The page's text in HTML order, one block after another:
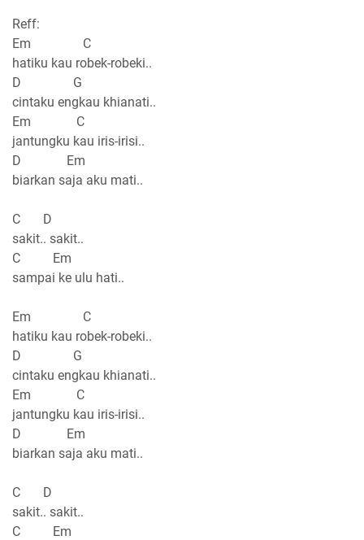
Reff:
Em C
hatiku kau robek-robeki..
D G
cintaku engkau khianati..
Em C
jantungku kau iris-irisi..
D Em
biarkan saja aku mati..
C D
sakit.. sakit..
C Em
sampai ke ulu hati..
Em C
hatiku kau robek-robeki..
D G
cintaku engkau khianati..
Em C
jantungku kau iris-irisi..
D Em
biarkan saja aku mati..
C D
sakit.. sakit..
C Em